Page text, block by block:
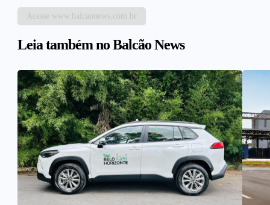
Acesse www.balcaonews.com.br
Leia também no Balcão News